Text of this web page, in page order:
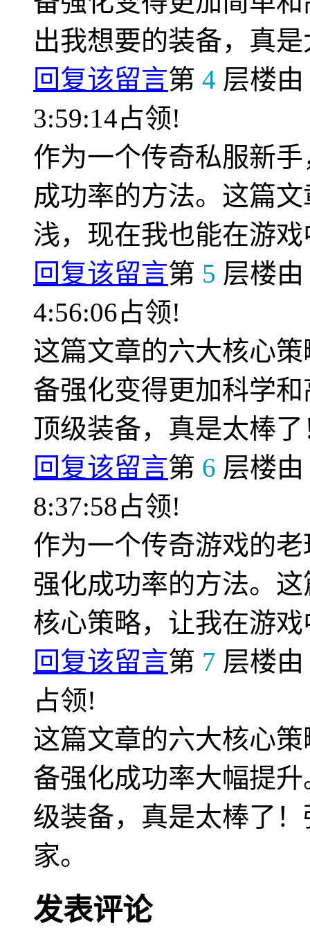
出我想要的装备，真
回复该留言第 4 层楼由
3:59:14占领!
作为一个传奇私服新
成功率的方法。这篇
浅，现在我也能在游
回复该留言第 5 层楼由
4:56:06占领!
这篇文章的六大核心
备强化变得更加科学
顶级装备，真是太棒了
回复该留言第 6 层楼由
8:37:58占领!
作为一个传奇游戏的
强化成功率的方法。
核心策略，让我在游
回复该留言第 7 层楼由
占领!
这篇文章的六大核心
备强化成功率大幅提
级装备，真是太棒了
家。
发表评论